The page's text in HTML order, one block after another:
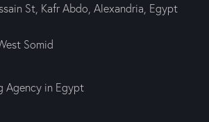
St, Kafr Abdo, Alexandria, Egypt
Somid
Agency in Egypt